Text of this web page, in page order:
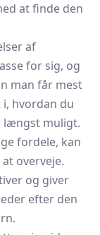
at finde den
af
for sig, og
man får mest
hvordan du
længst muligt.
fordele, kan
overveje.
og giver
efter den